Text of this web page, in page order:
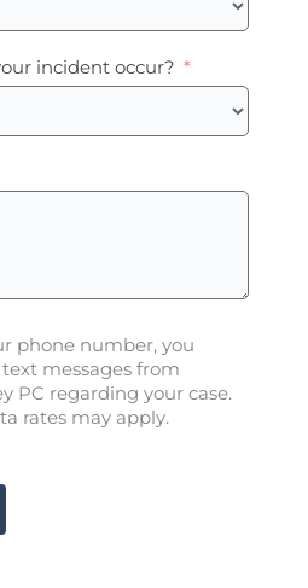
incident occur?
phone number, you
messages from
PC regarding your case.
rates may apply.